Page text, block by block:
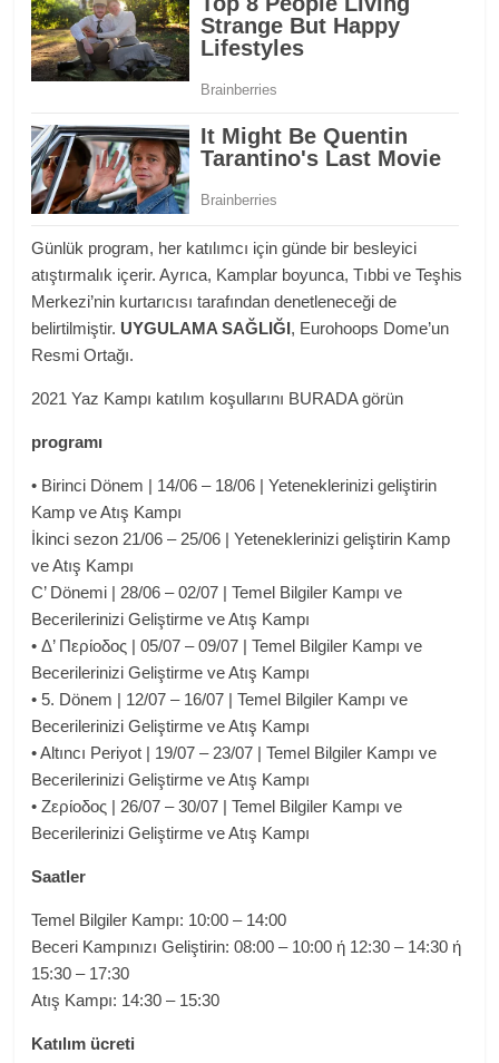
Günlük program, her katılımcı için günde bir besleyici
atıştırmalık içerir. Ayrıca, Kamplar boyunca, Tıbbi ve Teşhis
Merkezi’nin kurtarıcısı tarafından denetleneceği de
belirtilmiştir. UYGULAMA SAĞLIĞI , Eurohoops Dome’un
Resmi Ortağı.
2021 Yaz Kampı katılım koşullarını BURADA görün
programı
• Birinci Dönem | 14/06 – 18/06 | Yeteneklerinizi geliştirin
Kamp ve Atış Kampı
İkinci sezon 21/06 – 25/06 | Yeteneklerinizi geliştirin Kamp
ve Atış Kampı
C’ Dönemi | 28/06 – 02/07 | Temel Bilgiler Kampı ve
Becerilerinizi Geliştirme ve Atış Kampı
• Δ’ Περίοδος | 05/07 – 09/07 | Temel Bilgiler Kampı ve
Becerilerinizi Geliştirme ve Atış Kampı
• 5. Dönem | 12/07 – 16/07 | Temel Bilgiler Kampı ve
Becerilerinizi Geliştirme ve Atış Kampı
• Altıncı Periyot | 19/07 – 23/07 | Temel Bilgiler Kampı ve
Becerilerinizi Geliştirme ve Atış Kampı
• Ζερίοδος | 26/07 – 30/07 | Temel Bilgiler Kampı ve
Becerilerinizi Geliştirme ve Atış Kampı
Saatler
Temel Bilgiler Kampı: 10:00 – 14:00
Beceri Kampınızı Geliştirin: 08:00 – 10:00 ή 12:30 – 14:30 ή
15:30 – 17:30
Atış Kampı: 14:30 – 15:30
Katılım ücreti